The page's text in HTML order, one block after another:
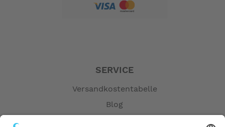
SERVICE
Versandkostentabelle
Blog